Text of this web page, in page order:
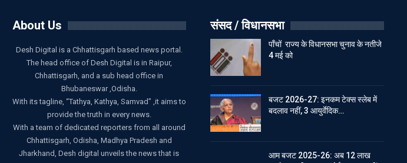
About Us
Desh Digital is a Chhattisgarh based news portal.
The head office of Desh Digital is in Raipur,
Chhattisgarh, and a sub head office in
Bhubaneswar ,Odisha.
With its tagline, “Tathya, Kathya, Samvad” ,it aims to
provide the truth in every news.
With a team of dedicated reporters from all around
Chhattisgarh, Odisha, Madhya Pradesh and
Jharkhand, Desh digital unveils the news that is
संसद / विधानसभा
पाँचों राज्य के विधानसभा चुनाव के नतीजे
4 मई को
बजट 2026-27: इनकम टेक्स स्लेब में
बदलाव नहीं, 3 आयुर्वेदिक…
आम बजट 2025-26: अब 12 लाख